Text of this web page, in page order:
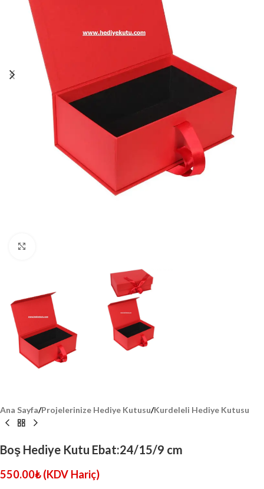
Ana Sayfa/Projelerinize Hediye Kutusu/Kurdeleli Hediye Kutusu
Boş Hediye Kutu Ebat:24/15/9 cm
550.00₺ (KDV Hariç)